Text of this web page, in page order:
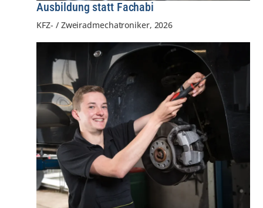
Ausbildung statt Fachabi
KFZ- / Zweiradmechatroniker, 2026